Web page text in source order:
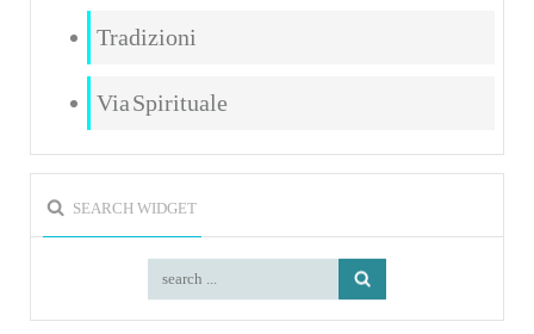
Tradizioni
Via Spirituale
SEARCH WIDGET